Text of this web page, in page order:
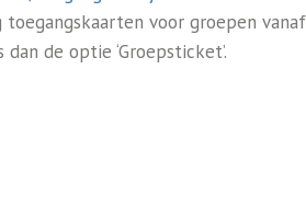
voor groepen
de optie ‘Groepsticket’.